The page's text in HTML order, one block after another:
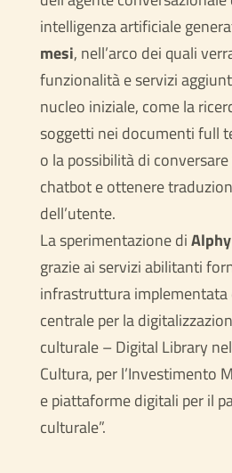
intelligenza artificiale
mesi, nell’arco dei quali
funzionalità e servizi
nucleo iniziale, come la
soggetti nei documenti full
o la possibilità di
chatbot e ottenere
dell’utente.
La sperimentazione diAlphy
grazie ai servizi abilitanti
infrastruttura implementata
centrale per la
culturale – Digital Library
Cultura, per l’Investimento
e piattaforme digitali per il
culturale”.